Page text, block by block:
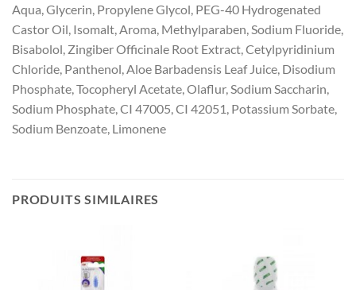
Aqua, Glycerin, Propylene Glycol, PEG-40 Hydrogenated
Castor Oil, Isomalt, Aroma, Methylparaben, Sodium Fluoride,
Bisabolol, Zingiber Officinale Root Extract, Cetylpyridinium
Chloride, Panthenol, Aloe Barbadensis Leaf Juice, Disodium
Phosphate, Tocopheryl Acetate, Olaflur, Sodium Saccharin,
Sodium Phosphate, CI 47005, CI 42051, Potassium Sorbate,
Sodium Benzoate, Limonene
PRODUITS SIMILAIRES